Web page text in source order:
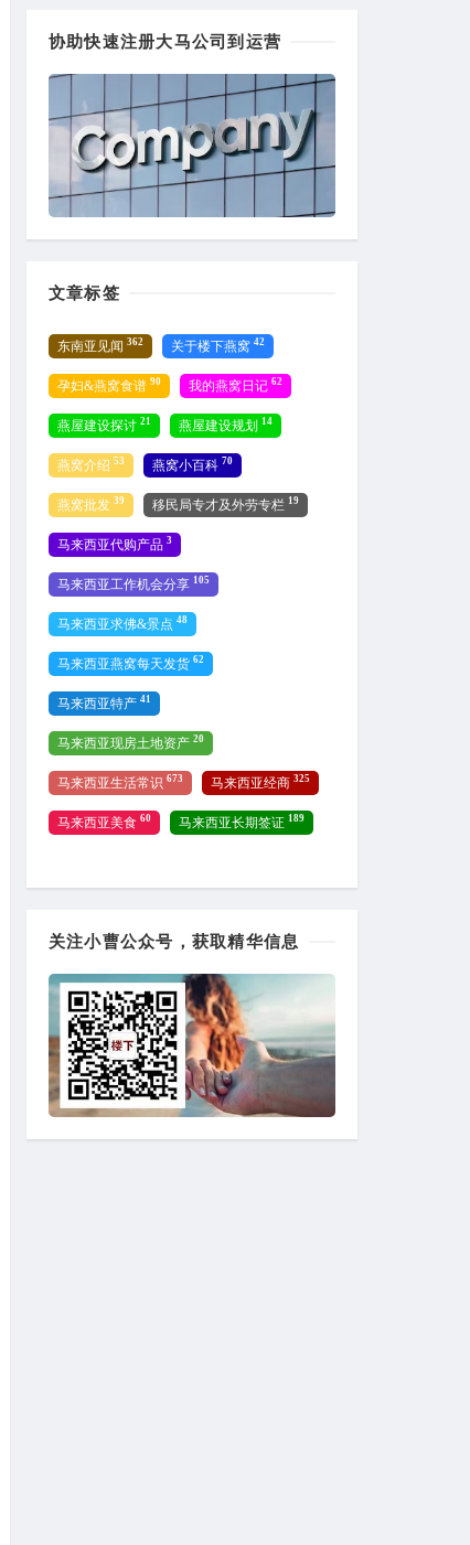
协助快速注册大马公司到运营
文章标签
东南亚见闻 362 关于楼下燕窝 42
孕妇&燕窝食谱 90 我的燕窝日记 62
燕屋建设探讨 21 燕屋建设规划 14
燕窝介绍 53 燕窝小百科 70
燕窝批发 39 移民局专才及外劳专栏 19
马来西亚代购产品 3
马来西亚工作机会分享 105
马来西亚求佛&景点 48
马来西亚燕窝每天发货 62
马来西亚特产 41
马来西亚现房土地资产 20
马来西亚生活常识 673 马来西亚经商 325
马来西亚美食 60 马来西亚长期签证 189
关注小曹公众号，获取精华信息